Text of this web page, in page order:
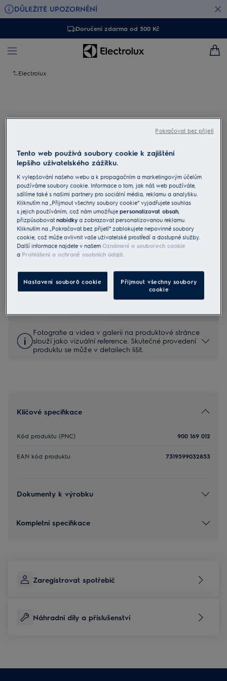
DŮLEŽITÉ UPOZORNĚNÍ
Doručení zdarma od 500 Kč
Electrolux
Klepněte pro zvětšení
EBBN01
Široká hubice k akumulátorové
stěrce WellS7, šířka 29 cm
Fotografie a videa v galerii na produktové stránce
slouží jako vizuální reference. Skutečné provedení
produktu se může v detailech lišit.
Klíčové specifikace
Kód produktu (PNC) 900 169 012
EAN kód produktu 7319599032853
Dokumenty k výrobku
Kompletní specifikace
Zaregistrovat spotřebič
Náhradní díly a příslušenství
Tento web používá soubory cookie k zajištění
lepšího uživatelského zážitku.
K vylepšování našeho webu a k propagačním a marketingovým účelům
používáme soubory cookie. Informace o tom, jak náš web používáte,
sdílíme také s našimi partnery pro sociální média, reklamu a analytiku.
Kliknutím na „Přijmout všechny soubory cookie“ vyjadřujete souhlas
s jejich používáním, což nám umožňujepersonalizovat obsah
přizpůsobovatnabídky a zobrazovat personalizovanou reklamu.
Kliknutím na „Pokračovat bez přijetí“ zablokujete nepovinné soubory
cookie, což může ovlivnit vaše uživatelské prostředí a dostupné služby.
Další informace najdete v našemOznámení o souborech cookie
a Prohlášení o ochraně osobních údajů
Nastavení souborů cookie
Přijmout všechny soubory
cookie
Pokračovat bez přijetí